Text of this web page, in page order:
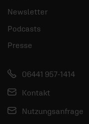
Newsletter
Podcasts
Presse
06441 957-1414
Kontakt
Nutzungsanfrage